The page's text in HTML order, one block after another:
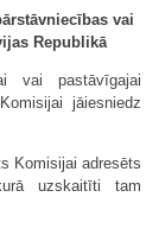
vai
Republikā
vai pastāvīgajai
jāiesniedz
Komisijai adresēts
uzskaitīti tam